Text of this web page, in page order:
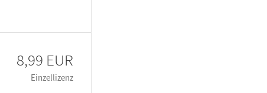
8,99 EUR
Einzellizenz